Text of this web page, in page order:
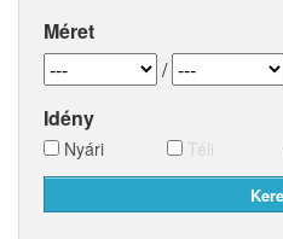
Bejelentkezés
Méret
/
Idény
Nyári Téli